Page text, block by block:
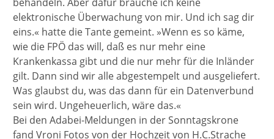
elektronische Überwachung von mir. Und ich sag dir
eins.« hatte die Tante gemeint. »Wenn es so käme,
wie die FPÖ das will, daß es nur mehr eine
Krankenkassa gibt und die nur mehr für die Inländer
gilt. Dann sind wir alle abgestempelt und ausgeliefert.
Was glaubst du, was das dann für ein Datenverbund
sein wird. Ungeheuerlich, wäre das.«
Bei den Adabei-Meldungen in der Sonntagskrone
fand Vroni Fotos von der Hochzeit von H.C.Strache